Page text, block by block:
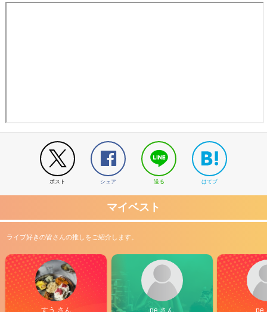
ポスト シェア 送る はてブ
マイベスト
ライブ好きの皆さんの推しをご紹介します。